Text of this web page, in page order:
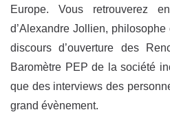
Europe. Vous retrouverez
d’Alexandre Jollien,
discours d’ouverture des
Baromètre PEP de la société
que des interviews des
grand évènement.